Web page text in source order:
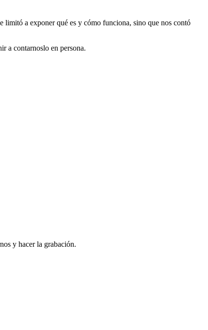
limitó a exponer qué es y cómo funciona, sino que nos contó
a contarnoslo en persona.
y hacer la grabación.